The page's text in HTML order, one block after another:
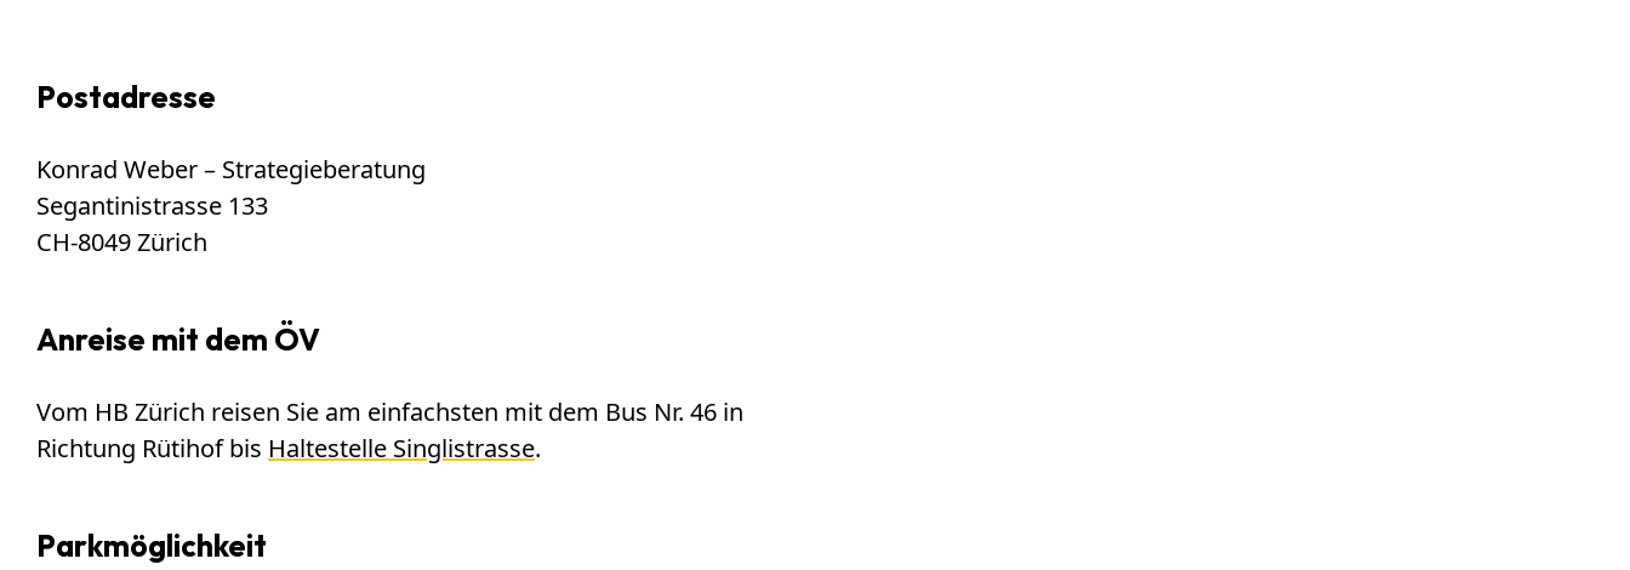
Postadresse
Konrad Weber – Strategieberatung
Segantinistrasse 133
CH-8049 Zürich
Anreise mit dem ÖV
Vom HB Zürich reisen Sie am einfachsten mit dem Bus Nr. 46 in
Richtung Rütihof bis Haltestelle Singlistrasse.
Parkmöglichkeit